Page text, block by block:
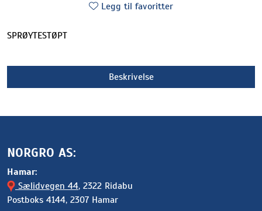
Legg til favoritter
SPRØYTESTØPT
Beskrivelse
NORGRO AS:
Hamar:
Sælidvegen 44, 2322 Ridabu
Postboks 4144, 2307 Hamar